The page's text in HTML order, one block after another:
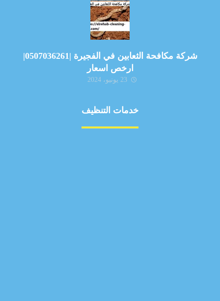
شركة مكافحة الثعابين في الفجيرة |0507036261|
ارخص اسعار
23 يونيو، 2024
خدمات التنظيف